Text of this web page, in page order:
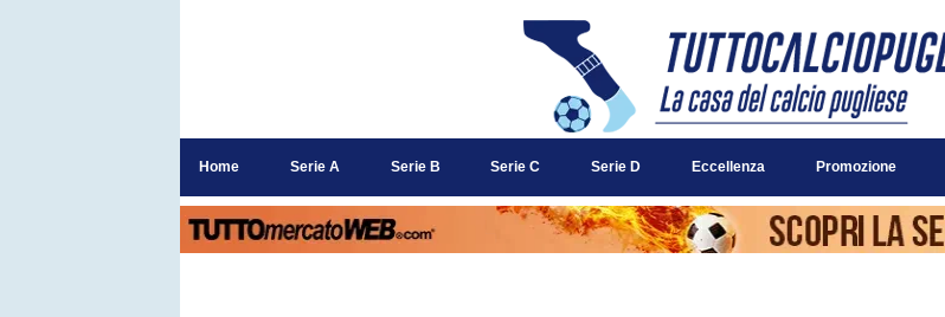
Home Serie A Serie B Serie C Serie D Eccellenza Promozione